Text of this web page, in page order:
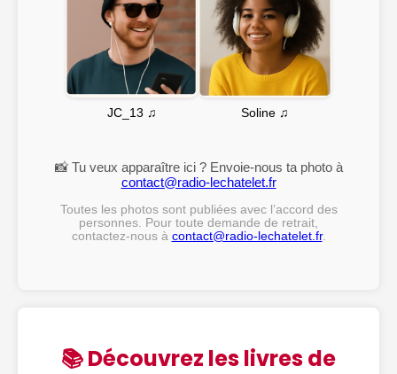
JC_13 ♫ Soline ♫
📸 Tu veux apparaître ici ? Envoie-nous ta photo à
contact@radio-lechatelet.fr
Toutes les photos sont publiées avec l’accord des
personnes. Pour toute demande de retrait,
contactez-nous à contact@radio-lechatelet.fr.
📚 Découvrez les livres de